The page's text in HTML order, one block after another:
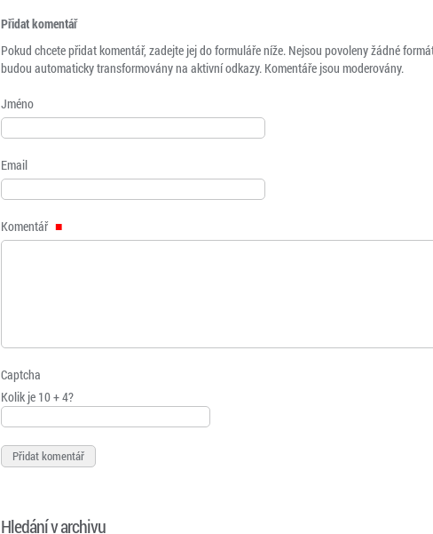
Přidat komentář
Pokud chcete přidat komentář, zadejte jej do formuláře níže. Nejsou povoleny žádné
budou automaticky transformovány na aktivní odkazy. Komentáře jsou moderovány.
Jméno
Email
Komentář
Captcha
Kolik je 10 + 4?
Hledání v archivu